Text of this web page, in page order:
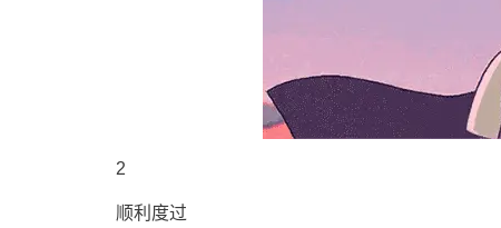
2
顺利度过